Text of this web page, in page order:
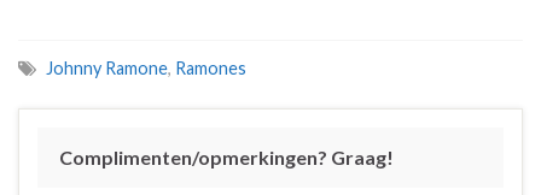
Johnny Ramone, Ramones
Complimenten/opmerkingen? Graag!